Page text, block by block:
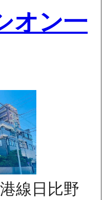
オン一
線日比野